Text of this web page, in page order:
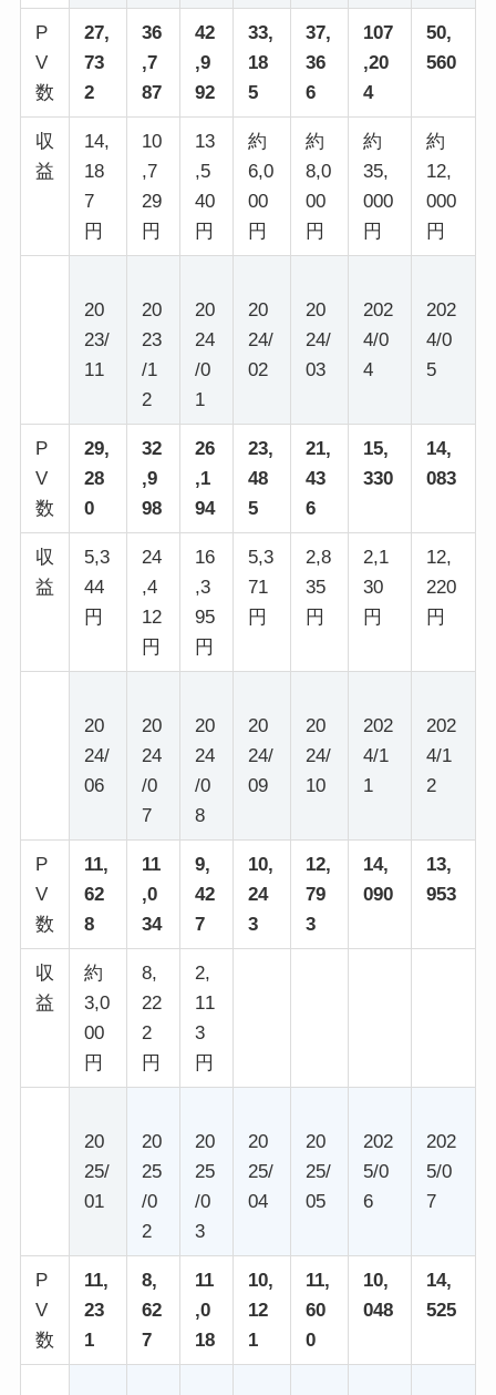
P
V
数
27,
73
2
36
,7
87
42
,9
92
33,
18
5
37,
36
6
107
,20
4
50,
560
収
益
14,
18
7
円
10
,7
29
円
13
,5
40
円
約
6,0
00
円
約
8,0
00
円
約
35,
000
円
約
12,
000
円
20
23/
11
20
23
/1
2
20
24
/0
1
20
24/
02
20
24/
03
202
4/0
4
202
4/0
5
P
V
数
29,
28
0
32
,9
98
26
,1
94
23,
48
5
21,
43
6
15,
330
14,
083
収
益
5,3
44
円
24
,4
12
円
16
,3
95
円
5,3
71
円
2,8
35
円
2,1
30
円
12,
220
円
20
24/
06
20
24
/0
7
20
24
/0
8
20
24/
09
20
24/
10
202
4/1
1
202
4/1
2
P
V
数
11,
62
8
11
,0
34
9,
42
7
10,
24
3
12,
79
3
14,
090
13,
953
収
益
約
3,0
00
円
8,
22
2
円
2,
11
3
円
20
25/
01
20
25
/0
2
20
25
/0
3
20
25/
04
20
25/
05
202
5/0
6
202
5/0
7
P
V
数
11,
23
1
8,
62
7
11
,0
18
10,
12
1
11,
60
0
10,
048
14,
525